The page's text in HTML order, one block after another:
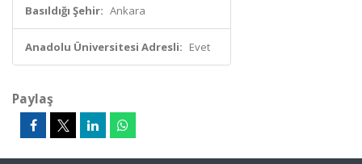
Basıldığı Şehir: Ankara
Anadolu Üniversitesi Adresli: Evet
Paylaş